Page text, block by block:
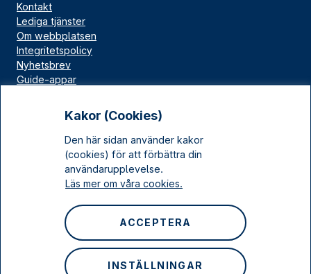
Kakor (Cookies)
Den här sidan använder kakor
(cookies) för att förbättra din
användarupplevelse.
Läs mer om våra cookies.
INSTÄLLNINGAR
ACCEPTERA
Kontakt
Lediga tjänster
Om webbplatsen
Integritetspolicy
Nyhetsbrev
Guide-appar
Kulturarv Stockholm
Sociala medier
Instagram
LinkedIn
YouTube